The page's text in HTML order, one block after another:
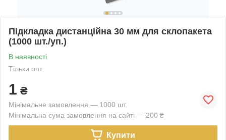
Підкладка дистанційна 30 мм для склопакета
(1000 шт./уп.)
В наявності
Тільки опт
1 ₴
Мінімальне замовлення — 1000 шт.
Мінімальна сума замовлення на сайті — 200 ₴
Купити